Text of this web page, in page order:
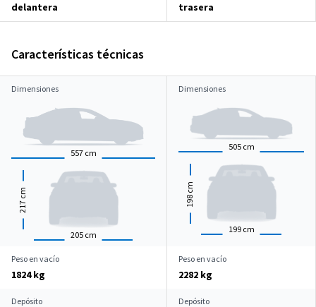
delantera trasera
Características técnicas
Dimensiones
557 cm
205 cm
217
cm
Dimensiones
505 cm
199 cm
198
cm
Peso en vacío
1824 kg
Peso en vacío
2282 kg
Depósito Depósito